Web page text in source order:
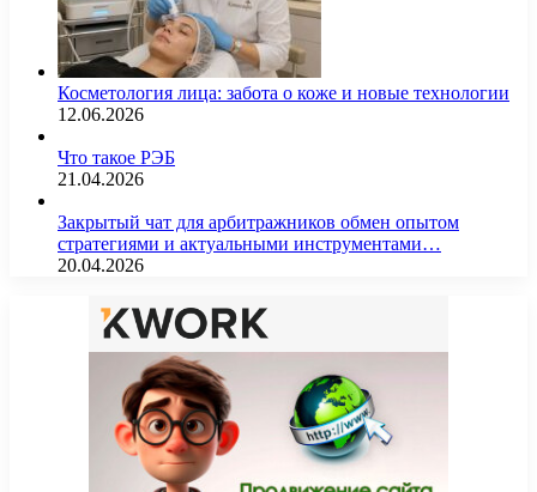
Косметология лица: забота о коже и новые технологии
12.06.2026
Что такое РЭБ
21.04.2026
Закрытый чат для арбитражников обмен опытом
стратегиями и актуальными инструментами…
20.04.2026